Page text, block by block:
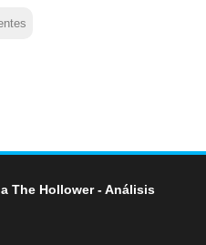
The Hollower - Análisis